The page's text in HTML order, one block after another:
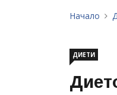
Начало
ДИЕТИ